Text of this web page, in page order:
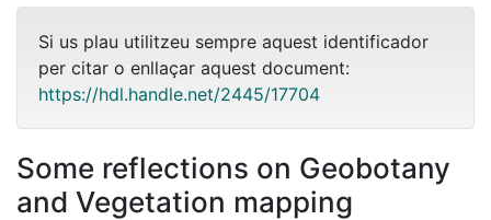
Si us plau utilitzeu sempre aquest identificador
per citar o enllaçar aquest document:
https://hdl.handle.net/2445/17704
Some reflections on Geobotany
and Vegetation mapping